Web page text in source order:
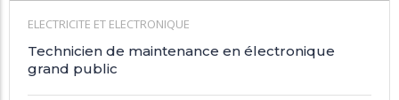
ELECTRICITE ET ELECTRONIQUE
Technicien de maintenance en électronique
grand public